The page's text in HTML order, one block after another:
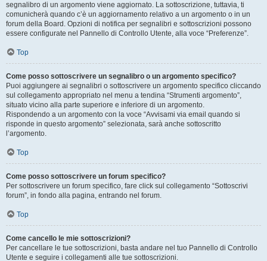
segnalibro di un argomento viene aggiornato. La sottoscrizione, tuttavia, ti
comunicherà quando c’è un aggiornamento relativo a un argomento o in un
forum della Board. Opzioni di notifica per segnalibri e sottoscrizioni possono
essere configurate nel Pannello di Controllo Utente, alla voce “Preferenze”.
Top
Come posso sottoscrivere un segnalibro o un argomento specifico?
Puoi aggiungere ai segnalibri o sottoscrivere un argomento specifico cliccando
sul collegamento appropriato nel menu a tendina “Strumenti argomento”,
situato vicino alla parte superiore e inferiore di un argomento.
Rispondendo a un argomento con la voce “Avvisami via email quando si
risponde in questo argomento” selezionata, sarà anche sottoscritto
l’argomento.
Top
Come posso sottoscrivere un forum specifico?
Per sottoscrivere un forum specifico, fare click sul collegamento “Sottoscrivi
forum”, in fondo alla pagina, entrando nel forum.
Top
Come cancello le mie sottoscrizioni?
Per cancellare le tue sottoscrizioni, basta andare nel tuo Pannello di Controllo
Utente e seguire i collegamenti alle tue sottoscrizioni.